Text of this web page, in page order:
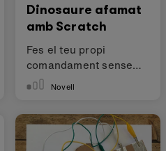
Dinosaure afamat
amb Scratch
Fes el teu propi
comandament sense
fils per a Scratch
Novell